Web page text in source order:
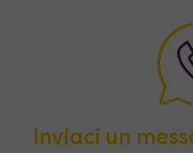
Inviaci un